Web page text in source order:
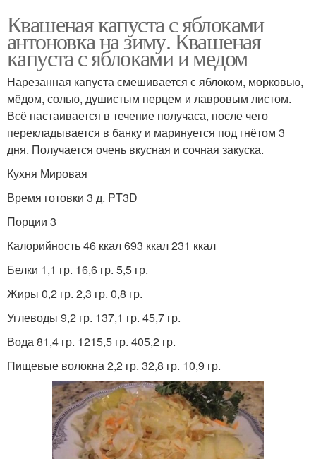
Квашеная капуста с яблоками
антоновка на зиму. Квашеная
капуста с яблоками и медом
Нарезанная капуста смешивается с яблоком, морковью,
мёдом, солью, душистым перцем и лавровым листом.
Всё настаивается в течение получаса, после чего
перекладывается в банку и маринуется под гнётом 3
дня. Получается очень вкусная и сочная закуска.
Кухня Мировая
Время готовки 3 д. PT3D
Порции 3
Калорийность 46 ккал 693 ккал 231 ккал
Белки 1,1 гр. 16,6 гр. 5,5 гр.
Жиры 0,2 гр. 2,3 гр. 0,8 гр.
Углеводы 9,2 гр. 137,1 гр. 45,7 гр.
Вода 81,4 гр. 1215,5 гр. 405,2 гр.
Пищевые волокна 2,2 гр. 32,8 гр. 10,9 гр.